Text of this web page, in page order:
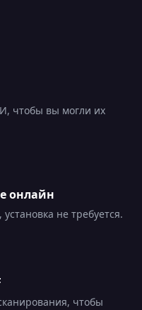
чтобы вы могли их
онлайн
не требуется.
чтобы